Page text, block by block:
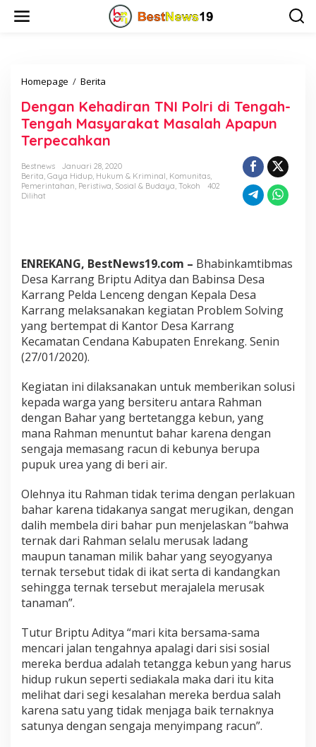
Homepage / Berita
n
g
a
n
e
h
n
T
N
I
P
o
l
r
i
T
n
g
a
h
-
e
n
g
a
h
M
a
s
r
a
k
a
t
M
s
a
Dengan Kehadiran TNI Polri di Tengah-
Tengah Masyarakat Masalah Apapun
Terpecahkan
Bestnews
Januari 28, 2020
Berita, Gaya Hidup, Hukum & Kriminal, Komunitas,
Pemerintahan, Peristiwa, Sosial & Budaya, Tokoh
402
Dilihat
ENREKANG, BestNews19.com – Bhabinkamtibmas
Desa Karrang Briptu Aditya dan Babinsa Desa
Karrang Pelda Lenceng dengan Kepala Desa
Karrang melaksanakan kegiatan Problem Solving
yang bertempat di Kantor Desa Karrang
Kecamatan Cendana Kabupaten Enrekang. Senin
(27/01/2020).
Kegiatan ini dilaksanakan untuk memberikan solusi
kepada warga yang bersiteru antara Rahman
dengan Bahar yang bertetangga kebun, yang
mana Rahman menuntut bahar karena dengan
sengaja memasang racun di kebunya berupa
pupuk urea yang di beri air.
Olehnya itu Rahman tidak terima dengan perlakuan
bahar karena tidakanya sangat merugikan, dengan
dalih membela diri bahar pun menjelaskan “bahwa
ternak dari Rahman selalu merusak ladang
maupun tanaman milik bahar yang seyogyanya
ternak tersebut tidak di ikat serta di kandangkan
sehingga ternak tersebut merajalela merusak
tanaman”.
Tutur Briptu Aditya “mari kita bersama-sama
mencari jalan tengahnya apalagi dari sisi sosial
mereka berdua adalah tetangga kebun yang harus
hidup rukun seperti sediakala maka dari itu kita
melihat dari segi kesalahan mereka berdua salah
karena satu yang tidak menjaga baik ternaknya
satunya dengan sengaja menyimpang racun”.